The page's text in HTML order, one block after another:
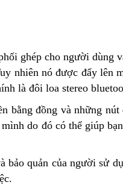
ghép cho người dùng
nhiên nó được đẩy lên
là đôi loa stereo
bằng đồng và những
do đó có thể giúp
quản của người sử